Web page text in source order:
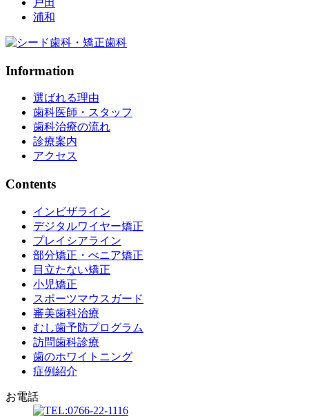
戸田
浦和
Information
選ばれる理由
歯科医師・スタッフ
歯科治療の流れ
診療案内
アクセス
Contents
インビザライン
デジタルワイヤー矯正
プレイシアライン
部分矯正・べニア矯正
目立たない矯正
小児矯正
スポーツマウスガード
審美歯科治療
むし歯予防プログラム
訪問歯科診療
歯のホワイトニング
症例紹介
お電話